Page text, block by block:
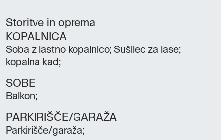
Storitve in oprema
KOPALNICA
Soba z lastno kopalnico; Sušilec za lase;
kopalna kad;
SOBE
Balkon;
PARKIRIŠČE/GARAŽA
Parkirišče/garaža;